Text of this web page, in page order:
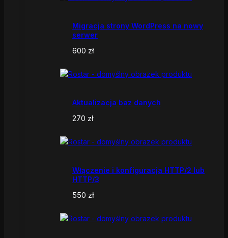
Migracja strony WordPress na nowy
serwer
600 zł
Aktualizacja baz danych
270 zł
Włączenie i konfiguracja HTTP/2 lub
HTTP/3
550 zł